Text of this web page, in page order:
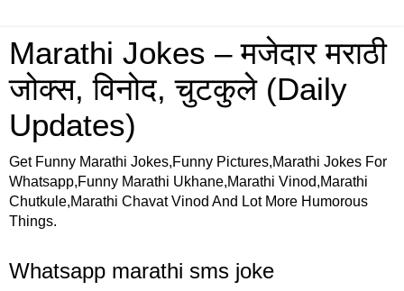
Marathi Jokes – मजेदार मराठी
जोक्स, विनोद, चुटकुले (Daily
Updates)
Get Funny Marathi Jokes,Funny Pictures,Marathi Jokes For
Whatsapp,Funny Marathi Ukhane,Marathi Vinod,Marathi
Chutkule,Marathi Chavat Vinod And Lot More Humorous
Things.
Whatsapp marathi sms joke